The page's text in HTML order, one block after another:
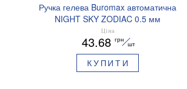
Ручка гелева Buromax автоматична
NIGHT SKY ZODIAC 0.5 мм
ароматизований грип синє чорнило
BM.8379-01
Ціна
43.68 грн
шт
КУПИТИ